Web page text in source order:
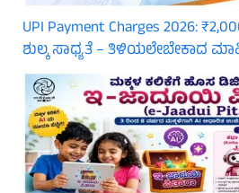
UPI Payment Charges 2026:
ಶುಲ್ಕ ಸಾಧ್ಯತೆ – ತಿಳಿಯಲೇಬೇಕಾದ